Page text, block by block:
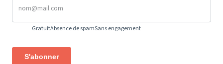
GratuitAbsence de spamSans engagement
S'abonner